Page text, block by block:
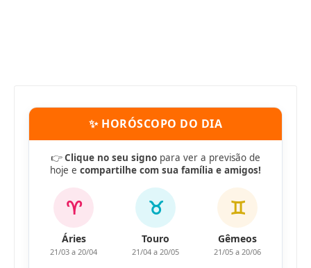
✨ HORÓSCOPO DO DIA
👉Clique no seu signo para ver a previsão de
hoje e compartilhe com sua família e amigos!
♈
Áries
21/03 a 20/04
♉
Touro
21/04 a 20/05
♊
Gêmeos
21/05 a 20/06